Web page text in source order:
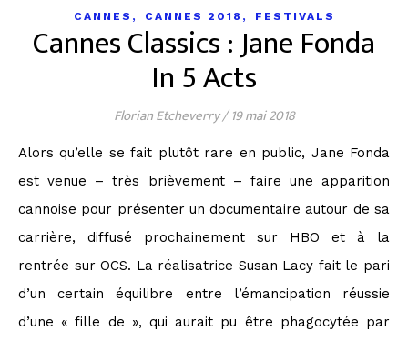
CANNES , CANNES 2018 , FESTIVALS
Cannes Classics : Jane Fonda
In 5 Acts
Florian Etcheverry/ 19 mai 2018
Alors qu’elle se fait plutôt rare en public, Jane Fonda
est venue – très brièvement – faire une apparition
cannoise pour présenter un documentaire autour de sa
carrière, diffusé prochainement sur HBO et à la
rentrée sur OCS. La réalisatrice Susan Lacy fait le pari
d’un certain équilibre entre l’émancipation réussie
d’une « fille de », qui aurait pu être phagocytée par